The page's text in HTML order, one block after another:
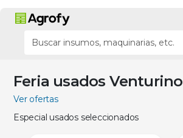
Feria usados Venturino
Ver ofertas
Especial usados seleccionados